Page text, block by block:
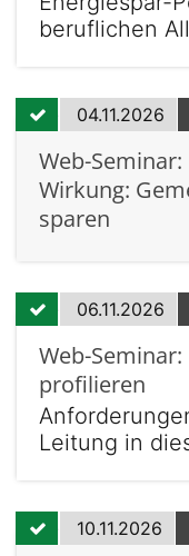
beruflichen
04.11.2026
Web-
Wirkung:
sparen
06.11.2026
Web-
profilieren
Leitung in
10.11.2026